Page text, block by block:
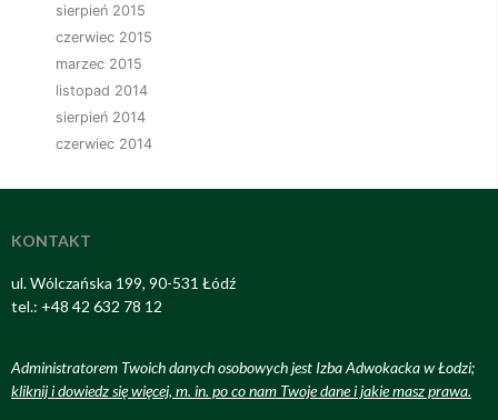
sierpień 2015
czerwiec 2015
marzec 2015
listopad 2014
sierpień 2014
czerwiec 2014
KONTAKT
ul. Wólczańska 199, 90-531 Łódź
tel.: +48 42 632 78 12
Administratorem Twoich danych osobowych jest Izba Adwokacka w Łodzi;
kliknij i dowiedz się więcej, m. in. po co nam Twoje dane i jakie masz prawa.